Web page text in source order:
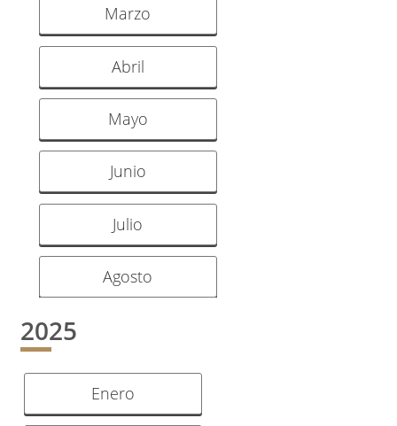
Marzo
Abril
Mayo
Junio
Julio
Agosto
2025
Enero